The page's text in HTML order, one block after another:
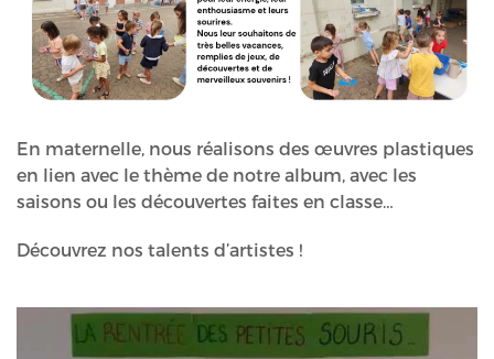
En maternelle, nous réalisons des œuvres plastiques
en lien avec le thème de notre album, avec les
saisons ou les découvertes faites en classe…
Découvrez nos talents d’artistes !